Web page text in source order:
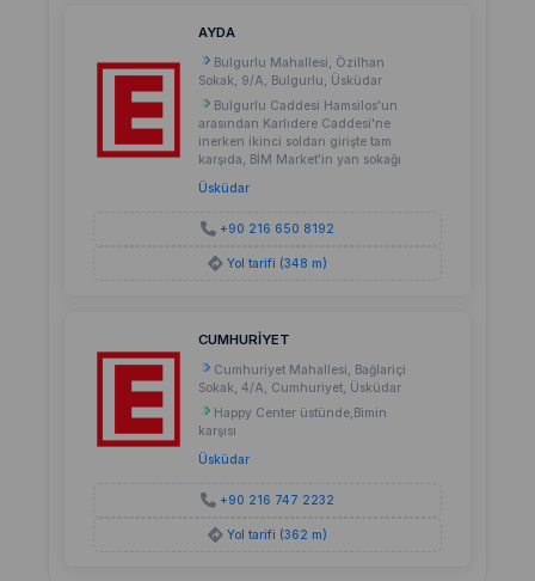
AYDA
Bulgurlu Mahallesi, Özilhan
Sokak, 9/A, Bulgurlu, Üsküdar
Bulgurlu Caddesi Hamsilos'un
arasından Karlıdere Caddesi'ne
inerken ikinci soldan girişte tam
karşıda, BİM Market'in yan sokağı
Üsküdar
+90 216 650 8192
Yol tarifi (348 m)
CUMHURİYET
Cumhuriyet Mahallesi, Bağlariçi
Sokak, 4/A, Cumhuriyet, Üsküdar
Happy Center üstünde,Bimin
karşısı
Üsküdar
+90 216 747 2232
Yol tarifi (362 m)